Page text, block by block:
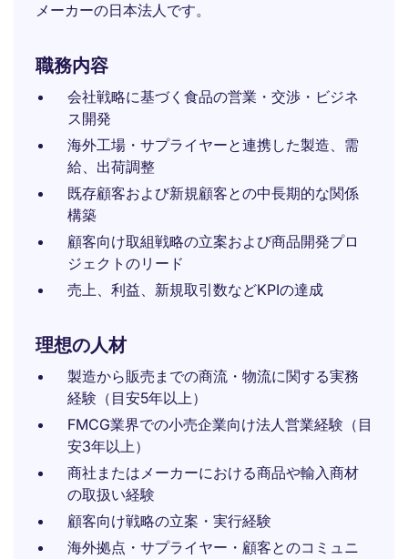
メーカーの日本法人です。
職務内容
会社戦略に基づく食品の営業・交渉・ビジネ
ス開発
海外工場・サプライヤーと連携した製造、需
給、出荷調整
既存顧客および新規顧客との中長期的な関係
構築
顧客向け取組戦略の立案および商品開発プロ
ジェクトのリード
売上、利益、新規取引数などKPIの達成
理想の人材
製造から販売までの商流・物流に関する実務
経験（目安5年以上）
FMCG業界での小売企業向け法人営業経験（目
安3年以上）
商社またはメーカーにおける商品や輸入商材
の取扱い経験
顧客向け戦略の立案・実行経験
海外拠点・サプライヤー・顧客とのコミュニ